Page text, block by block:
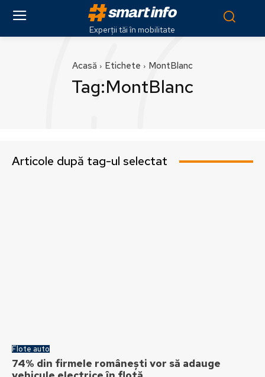
Experții tăi în mobilitate
Acasă Etichete MontBlanc
Tag:MontBlanc
Articole după tag-ul selectat
Flote auto
74% din firmele românești vor să adauge